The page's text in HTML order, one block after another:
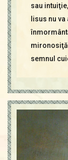
sau
Iisus nu va
semnul